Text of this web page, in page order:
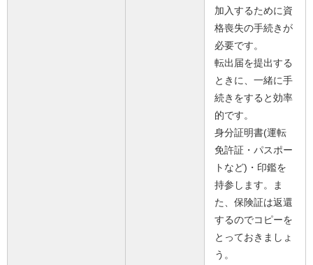
加入するために資
格喪失の手続きが
必要です。
転出届を提出する
ときに、一緒に手
続きをすると効率
的です。
身分証明書(運転
免許証・パスポー
トなど)・印鑑を
持参します。ま
た、保険証は返還
するのでコピーを
とっておきましょ
う。